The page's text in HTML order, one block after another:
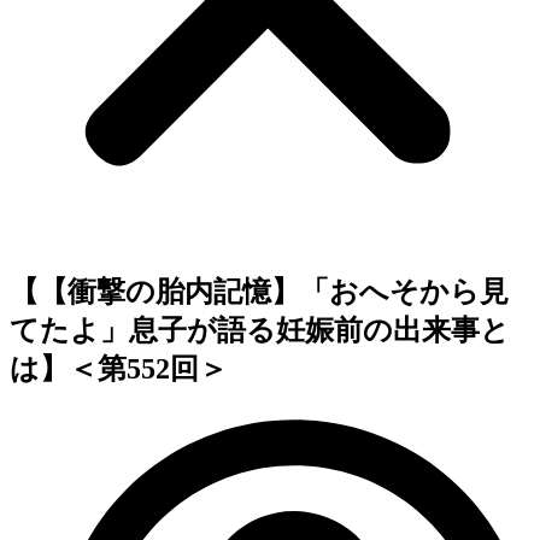
【【衝撃の胎内記憶】「おへそから見
てたよ」息子が語る妊娠前の出来事と
は】＜第552回＞